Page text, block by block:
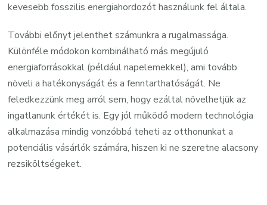
kevesebb fosszilis energiahordozót használunk fel általa.
További előnyt jelenthet számunkra a rugalmassága.
Különféle módokon kombinálható más megújuló
energiaforrásokkal (például napelemekkel), ami tovább
növeli a hatékonyságát és a fenntarthatóságát. Ne
feledkezzünk meg arról sem, hogy ezáltal növelhetjük az
ingatlanunk értékét is. Egy jól működő modern technológia
alkalmazása mindig vonzóbbá teheti az otthonunkat a
potenciális vásárlók számára, hiszen ki ne szeretne alacsony
rezsiköltségeket.